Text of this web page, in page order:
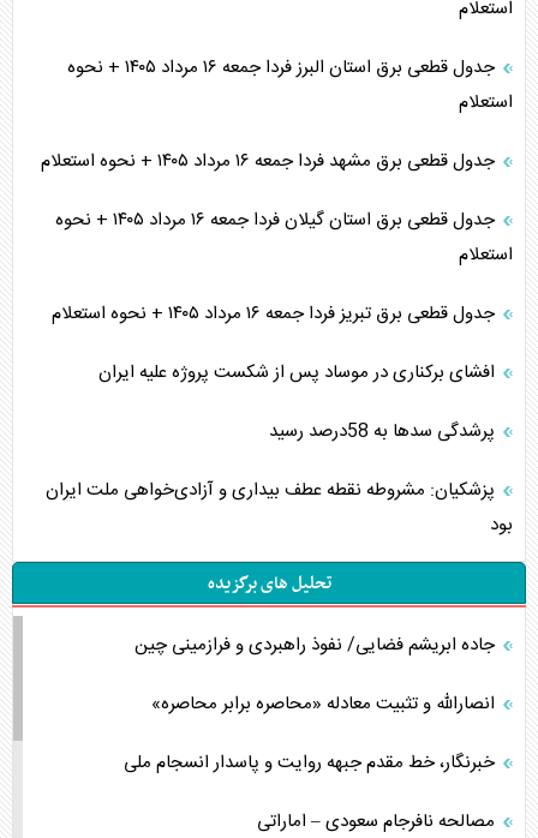
استعلام
جدول قطعی برق استان البرز فردا جمعه ۱۶ مرداد ۱۴۰۵ + نحوه
استعلام
جدول قطعی برق مشهد فردا جمعه ۱۶ مرداد ۱۴۰۵ + نحوه استعلام
جدول قطعی برق استان گیلان فردا جمعه ۱۶ مرداد ۱۴۰۵ + نحوه
استعلام
جدول قطعی برق تبریز فردا جمعه ۱۶ مرداد ۱۴۰۵ + نحوه استعلام
افشای برکناری در موساد پس از شکست پروژه علیه ایران
پرشدگی سدها به 58درصد رسید
پزشکیان: مشروطه نقطه عطف بیداری و آزادی‌خواهی ملت ایران
بود
تحلیل های برگزیده
جاده ابریشم فضایی/ نفوذ راهبردی و فرازمینی چین
انصارالله و تثبیت معادله «محاصره برابر محاصره»
خبرنگار، خط مقدم جبهه روایت و پاسدار انسجام ملی
مصالحه نافرجام سعودی – اماراتی